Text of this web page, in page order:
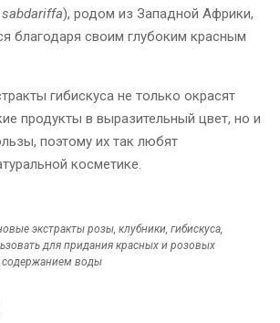
), родом из Западной Африки,
благодаря своим глубоким красным
гибискуса не только окрасят
продукты в выразительный цвет, но и
поэтому их так любят
косметике.
экстракты розы, клубники, гибискуса,
для придания красных и розовых
содержанием воды